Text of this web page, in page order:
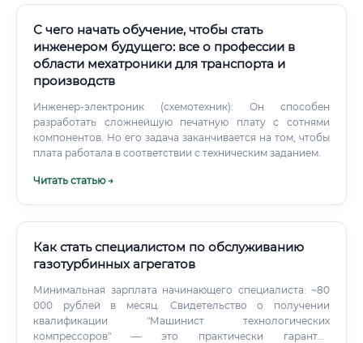
С чего начать обучение, чтобы стать
инженером будущего: все о профессии в
области мехатроники для транспорта и
производств
Инженер-электроник (схемотехник): Он способен
разработать сложнейшую печатную плату с сотнями
компонентов. Но его задача заканчивается на том, чтобы
плата работала в соответствии с техническим заданием.
Читать статью →
Как стать специалистом по обслуживанию
газотурбинных агрегатов
Минимальная зарплата начинающего специалиста: ~80
000 рублей в месяц. Свидетельство о получении
квалификации "Машинист технологических
компрессоров" — это практически гарантия